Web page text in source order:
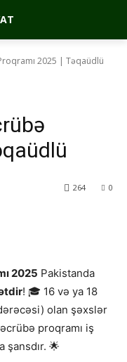
2025 | Təqaüdlü
0
264
2025 Pakistanda
! 🎓 16 və ya 18
olan şəxslər
proqramı iş
şansdır. 🌟